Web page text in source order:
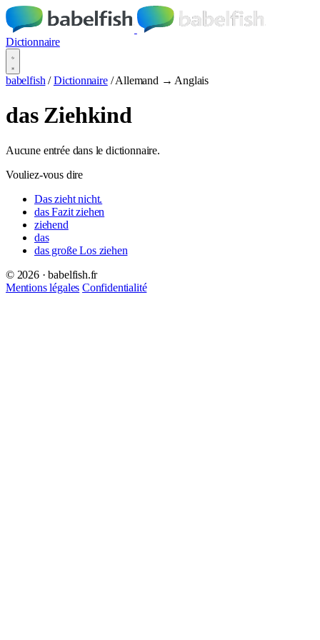
Dictionnaire
babelfish / Dictionnaire / Allemand → Anglais
das Ziehkind
Aucune entrée dans le dictionnaire.
Vouliez-vous dire
Das zieht nicht.
das Fazit ziehen
ziehend
das
das große Los ziehen
© 2026 · babelfish.fr
Mentions légales Confidentialité